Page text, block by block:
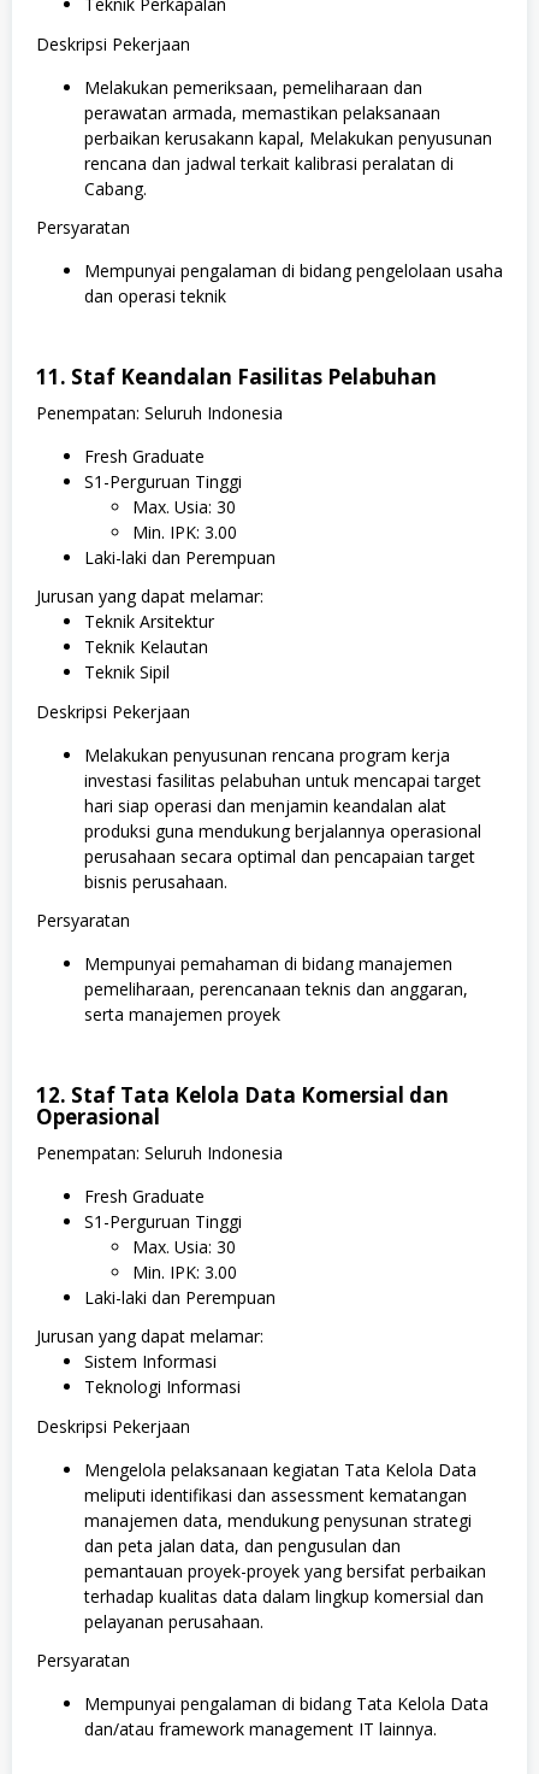
Deskripsi Pekerjaan
Melakukan pemeriksaan, pemeliharaan dan
perawatan armada, memastikan pelaksanaan
perbaikan kerusakann kapal, Melakukan penyusunan
rencana dan jadwal terkait kalibrasi peralatan di
Cabang.
Persyaratan
Mempunyai pengalaman di bidang pengelolaan usaha
dan operasi teknik
11. Staf Keandalan Fasilitas Pelabuhan
Penempatan: Seluruh Indonesia
Fresh Graduate
S1-Perguruan Tinggi
Max. Usia: 30
Min. IPK: 3.00
Laki-laki dan Perempuan
Jurusan yang dapat melamar:
Teknik Arsitektur
Teknik Kelautan
Teknik Sipil
Deskripsi Pekerjaan
Melakukan penyusunan rencana program kerja
investasi fasilitas pelabuhan untuk mencapai target
hari siap operasi dan menjamin keandalan alat
produksi guna mendukung berjalannya operasional
perusahaan secara optimal dan pencapaian target
bisnis perusahaan.
Persyaratan
Mempunyai pemahaman di bidang manajemen
pemeliharaan, perencanaan teknis dan anggaran,
serta manajemen proyek
12. Staf Tata Kelola Data Komersial dan
Operasional
Penempatan: Seluruh Indonesia
Fresh Graduate
S1-Perguruan Tinggi
Max. Usia: 30
Min. IPK: 3.00
Laki-laki dan Perempuan
Jurusan yang dapat melamar:
Sistem Informasi
Teknologi Informasi
Deskripsi Pekerjaan
Mengelola pelaksanaan kegiatan Tata Kelola Data
meliputi identifikasi dan assessment kematangan
manajemen data, mendukung penysunan strategi
dan peta jalan data, dan pengusulan dan
pemantauan proyek-proyek yang bersifat perbaikan
terhadap kualitas data dalam lingkup komersial dan
pelayanan perusahaan.
Persyaratan
Mempunyai pengalaman di bidang Tata Kelola Data
dan/atau framework management IT lainnya.